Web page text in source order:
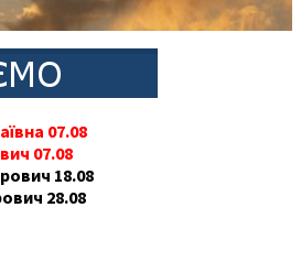
07.08
07.08
18.08
28.08